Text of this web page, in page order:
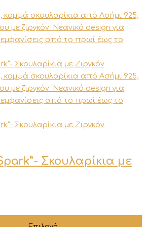
Σκουλαρίκια με